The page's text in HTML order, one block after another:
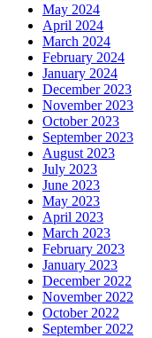
May 2024
April 2024
March 2024
February 2024
January 2024
December 2023
November 2023
October 2023
September 2023
August 2023
July 2023
June 2023
May 2023
April 2023
March 2023
February 2023
January 2023
December 2022
November 2022
October 2022
September 2022